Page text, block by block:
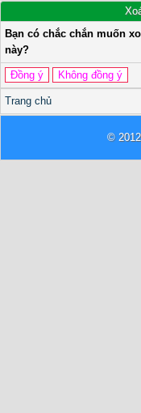
Bạn có chắc chắn muốn
này?
Trang chủ
©